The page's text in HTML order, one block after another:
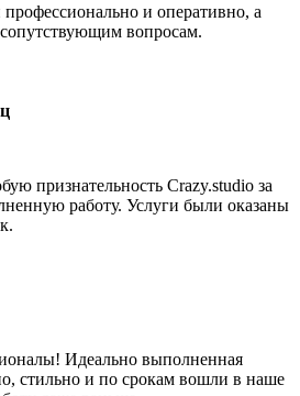
и оперативно, а
вопросам.
признательность Crazy.studio за
работу. Услуги были оказаны
Идеально выполненная
стильно и по срокам вошли в наше